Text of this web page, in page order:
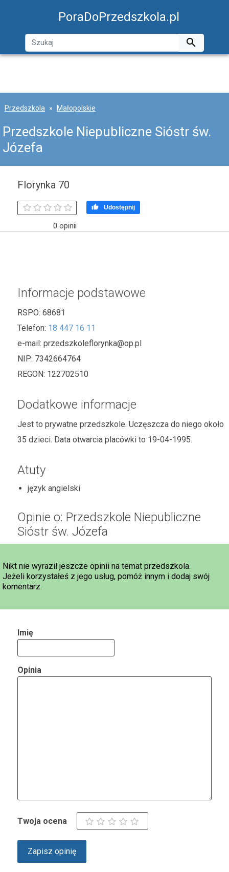
PoraDoPrzedszkola.pl

Przedszkola Małopolskie
Przedszkole Niepubliczne Sióstr św.
Józefa
Florynka 70
0 opinii
 Udostępnij
Informacje podstawowe
RSPO: 68681
Telefon: 18 447 16 11
e-mail: przedszkoleflorynka@op.pl
NIP: 7342664764
REGON: 122702510
Dodatkowe informacje
Jest to prywatne przedszkole. Uczęszcza do niego około
35 dzieci. Data otwarcia placówki to 19-04-1995.
Atuty
język angielski
Opinie o: Przedszkole Niepubliczne
Sióstr św. Józefa
Nikt nie wyraził jeszcze opinii na temat przedszkola.
Jeżeli korzystałeś z jego usług, pomóż innym i dodaj swój
komentarz.
Imię
Opinia
Twoja ocena